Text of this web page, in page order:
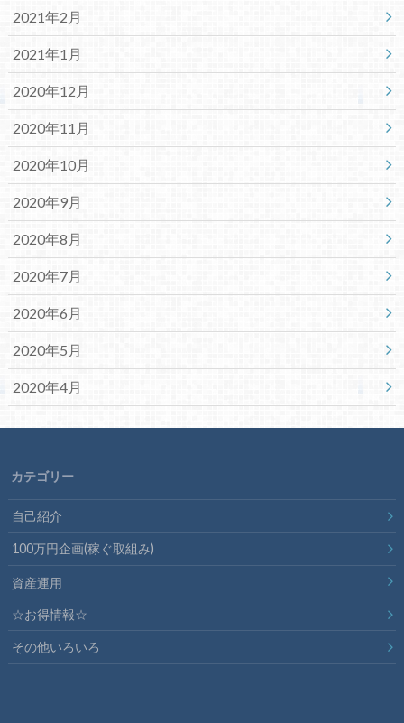
2021年2月
2021年1月
2020年12月
2020年11月
2020年10月
2020年9月
2020年8月
2020年7月
2020年6月
2020年5月
2020年4月
カテゴリー
自己紹介
100万円企画(稼ぐ取組み)
資産運用
☆お得情報☆
その他いろいろ